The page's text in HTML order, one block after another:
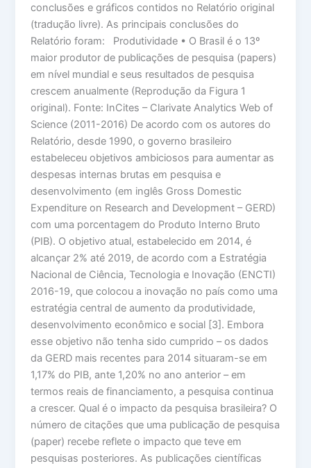
conclusões e gráficos contidos no Relatório original
(tradução livre). As principais conclusões do
Relatório foram: Produtividade • O Brasil é o 13º
maior produtor de publicações de pesquisa (papers)
em nível mundial e seus resultados de pesquisa
crescem anualmente (Reprodução da Figura 1
original). Fonte: InCites – Clarivate Analytics Web of
Science (2011-2016) De acordo com os autores do
Relatório, desde 1990, o governo brasileiro
estabeleceu objetivos ambiciosos para aumentar as
despesas internas brutas em pesquisa e
desenvolvimento (em inglês Gross Domestic
Expenditure on Research and Development – GERD)
com uma porcentagem do Produto Interno Bruto
(PIB). O objetivo atual, estabelecido em 2014, é
alcançar 2% até 2019, de acordo com a Estratégia
Nacional de Ciência, Tecnologia e Inovação (ENCTI)
2016-19, que colocou a inovação no país como uma
estratégia central de aumento da produtividade,
desenvolvimento econômico e social [3]. Embora
esse objetivo não tenha sido cumprido – os dados
da GERD mais recentes para 2014 situaram-se em
1,17% do PIB, ante 1,20% no ano anterior – em
termos reais de financiamento, a pesquisa continua
a crescer. Qual é o impacto da pesquisa brasileira? O
número de citações que uma publicação de pesquisa
(paper) recebe reflete o impacto que teve em
pesquisas posteriores. As publicações científicas